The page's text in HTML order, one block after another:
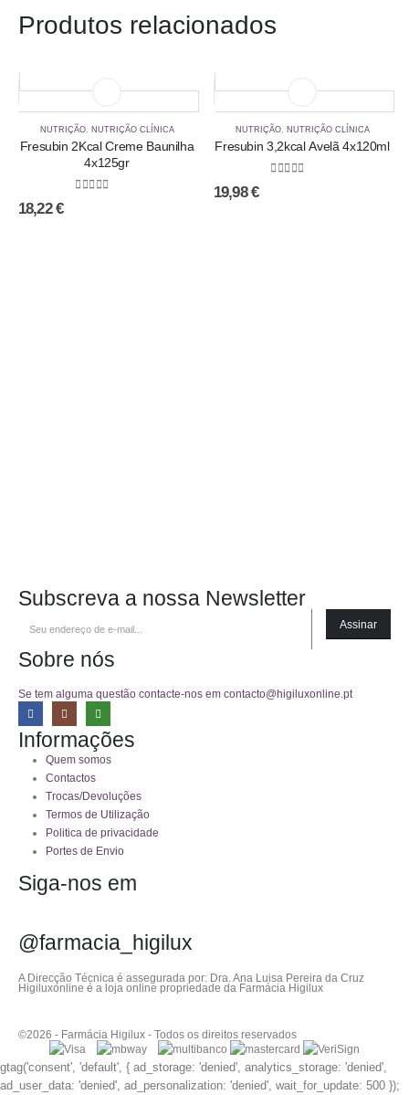
Produtos relacionados
NUTRIÇÃO, NUTRIÇÃO CLÍNICA
Fresubin 2Kcal Creme Baunilha
4x125gr
18,22€
NUTRIÇÃO, NUTRIÇÃO CLÍNICA
Fresubin 3,2kcal Avelã 4x120ml
19,98€
Subscreva a nossa Newsletter
Assinar
Sobre nós
Se tem alguma questão contacte-nos em contacto@higiluxonline.pt
Informações
Quem somos
Contactos
Trocas/Devoluções
Termos de Utilização
Politica de privacidade
Portes de Envio
Siga-nos em
@farmacia_higilux
A Direcção Técnica é assegurada por: Dra. Ana Luisa Pereira da Cruz
Higiluxonline é a loja online propriedade da Farmácia Higilux
©2026 - Farmácia Higilux - Todos os direitos reservados
gtag('consent', 'default', { ad_storage: 'denied', analytics_storage: 'denied',
ad_user_data: 'denied', ad_personalization: 'denied', wait_for_update: 500 });